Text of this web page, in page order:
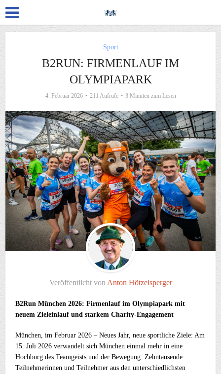
Sport
B2RUN: FIRMENLAUF IM
OLYMPIAPARK
4. Februar 2026 211 Aufrufe 3 Minuten zum Lesen
Veröffentlicht von Anton Hötzelsperger
B2Run München 2026: Firmenlauf im Olympiapark mit
neuem Zieleinlauf und starkem Charity-Engagement
München, im Februar 2026 – Neues Jahr, neue sportliche Ziele: Am
15. Juli 2026 verwandelt sich München einmal mehr in eine
Hochburg des Teamgeists und der Bewegung. Zehntausende
Teilnehmerinnen und Teilnehmer aus den unterschiedlichsten